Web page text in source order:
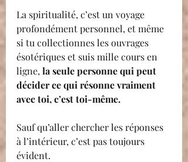
La spiritualité, c’est un voyage
profondément personnel, et même
si tu collectionnes les ouvrages
ésotériques et suis mille cours en
ligne, la seule personne qui peut
décider ce qui résonne vraiment
avec toi, c’est toi-même.
Sauf qu’aller chercher les réponses
à l’intérieur, c’est pas toujours
évident.